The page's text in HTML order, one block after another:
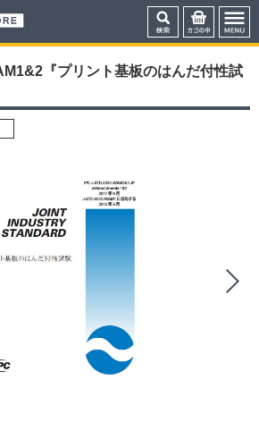
『プリント基板のはんだ付性試